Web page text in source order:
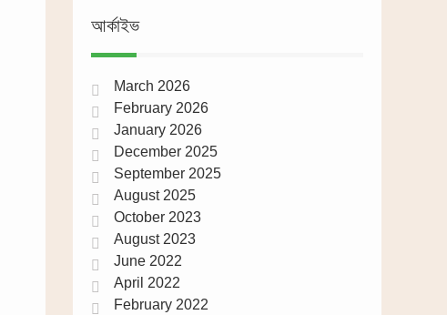
আর্কাইভ
March 2026
February 2026
January 2026
December 2025
September 2025
August 2025
October 2023
August 2023
June 2022
April 2022
February 2022